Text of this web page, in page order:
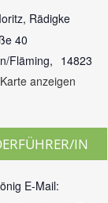
Rädigke
40
Fläming, 14823
anzeigen
IN
E-Mail: